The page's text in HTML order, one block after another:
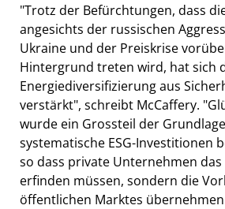
"Trotz der Befürchtungen, dass
angesichts der russischen
Ukraine und der Preiskrise
Hintergrund treten wird, hat sich
Energiediversifizierung aus
verstärkt", schreibt McCaffery.
wurde ein Grossteil der
systematische ESG-Investitionen
so dass private Unternehmen das
erfinden müssen, sondern die
öffentlichen Marktes